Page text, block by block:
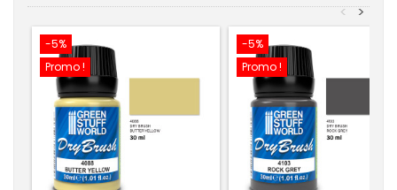
>
<
-5%
Promo !
-5%
Promo !